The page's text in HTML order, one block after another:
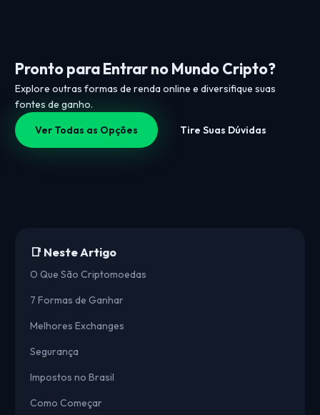
Pronto para Entrar no Mundo Cripto?
Explore outras formas de renda online e diversifique suas
fontes de ganho.
Ver Todas as Opções
Tire Suas Dúvidas
📑 Neste Artigo
O Que São Criptomoedas
7 Formas de Ganhar
Melhores Exchanges
Segurança
Impostos no Brasil
Como Começar